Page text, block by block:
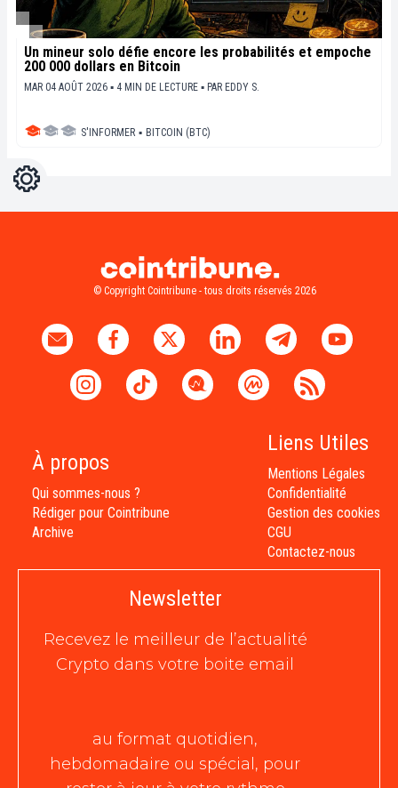
Un mineur solo défie encore les probabilités et empoche
200 000 dollars en Bitcoin
MAR 04 AOÛT 2026 ▪ 4 MIN DE LECTURE ▪ PAR EDDY S.
S'INFORMER ▪ BITCOIN (BTC)
Réglages
© Copyright Cointribune - tous droits réservés 2026
À propos
Qui sommes-nous ?
Rédiger pour Cointribune
Archive
Liens Utiles
Mentions Légales
Confidentialité
Gestion des cookies
CGU
Contactez-nous
Newsletter
Recevez le meilleur de l’actualité
Crypto dans votre boite email
au format quotidien,
hebdomadaire ou spécial, pour